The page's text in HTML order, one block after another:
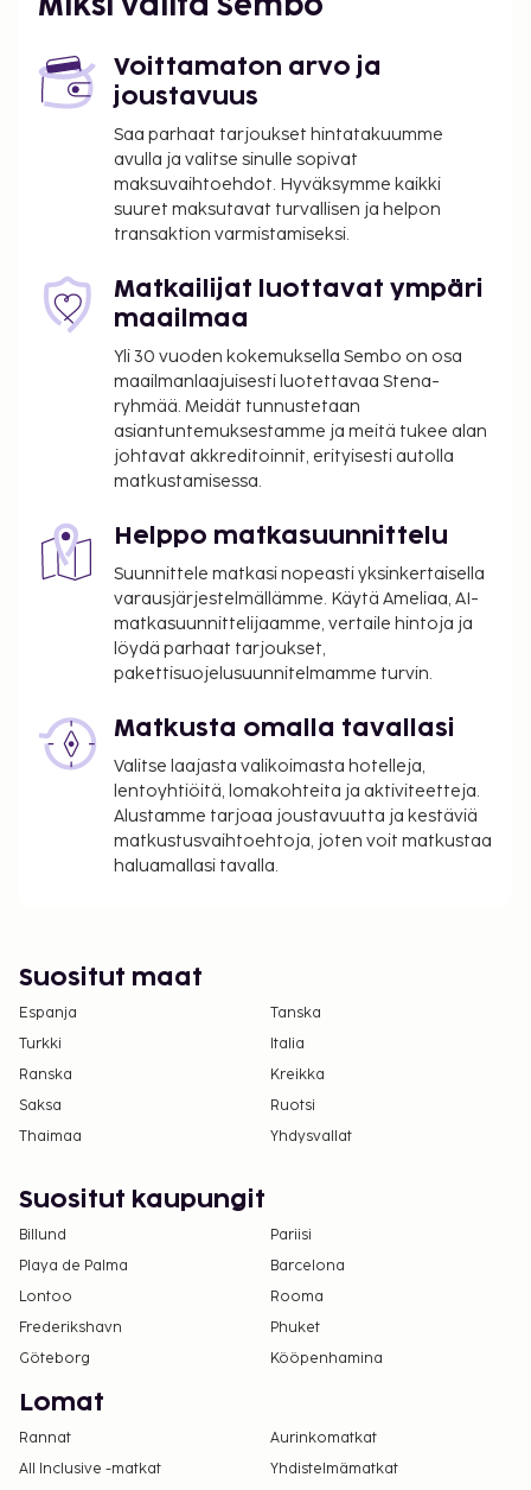
suoritettavat maksut. Maksuihin saattaa sisältyä
Kaupungin perimä vero: 14.30 EUR per henkilö
per yö. Tätä veroa ei peritä alle 18 vuotta
vanhoilta lapsilta.
Tässä on mainittu kaikki majoituspaikan meille
ilmoittamat maksut.
eivät voi ylittää 1000 EUR:n suuruista summaa
tässä majoituspaikassa. Saat lisätietoja asiasta
varausvahvistuksessa olevien tietojen avulla.
Majoituspaikan veloittamaan hintaan sisältyvät
pakolliset siivousmaksut.
Miksi valita Sembo
Voittamaton arvo ja
joustavuus
Saa parhaat tarjoukset hintatakuumme
avulla ja valitse sinulle sopivat
maksuvaihtoehdot. Hyväksymme kaikki
suuret maksutavat turvallisen ja helpon
transaktion varmistamiseksi.
Matkailijat luottavat ympäri
maailmaa
Yli 30 vuoden kokemuksella Sembo on osa
maailmanlaajuisesti luotettavaa Stena-
ryhmää. Meidät tunnustetaan
asiantuntemuksestamme ja meitä tukee alan
johtavat akkreditoinnit, erityisesti autolla
matkustamisessa.
Helppo matkasuunnittelu
Suunnittele matkasi nopeasti yksinkertaisella
varausjärjestelmällämme. Käytä Ameliaa, AI-
matkasuunnittelijaamme, vertaile hintoja ja
löydä parhaat tarjoukset,
pakettisuojelusuunnitelmamme turvin.
Matkusta omalla tavallasi
Valitse laajasta valikoimasta hotelleja,
lentoyhtiöitä, lomakohteita ja aktiviteetteja.
Alustamme tarjoaa joustavuutta ja kestäviä
matkustusvaihtoehtoja, joten voit matkustaa
haluamallasi tavalla.
Suositut maat
Espanja
Tanska
Turkki
Italia
Ranska
Kreikka
Saksa
Ruotsi
Thaimaa
Yhdysvallat
Suositut kaupungit
Billund
Pariisi
Playa de Palma
Barcelona
Lontoo
Rooma
Frederikshavn
Phuket
Göteborg
Kööpenhamina
Lomat
Rannat
Aurinkomatkat
All Inclusive -matkat
Yhdistelmämatkat